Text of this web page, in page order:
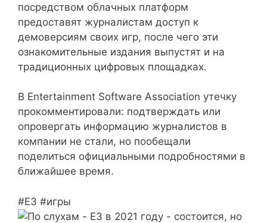
посредством облачных платформ
предоставят журналистам доступ к
демоверсиям своих игр, после чего эти
ознакомительные издания выпустят и на
традиционных цифровых площадках.
В Entertainment Software Association утечку
прокомментировали: подтверждать или
опровергать информацию журналистов в
компании не стали, но пообещали
поделиться официальными подробностями в
ближайшее время.
#E3 #игры